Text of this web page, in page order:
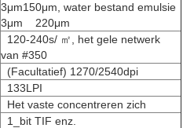
3μm150μm, water bestand emulsie
3μm 220μm
120-240s/ ㎡, het gele netwerk
van #350
(Facultatief) 1270/2540dpi
133LPI
Het vaste concentreren zich
1_bit TIF enz.